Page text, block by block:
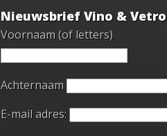
Nieuwsbrief Vino & Vetro
Voornaam (of letters)
Achternaam
E-mail adres: